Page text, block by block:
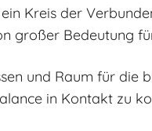
Kreis der
großer Bedeutung
und Raum für die
in Kontakt zu